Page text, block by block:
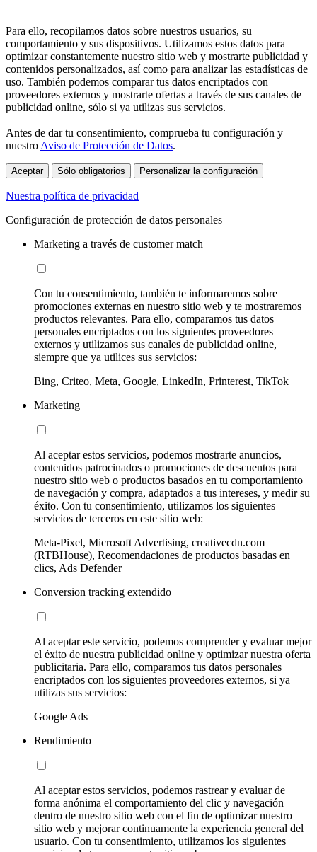
Para ello, recopilamos datos sobre nuestros usuarios, su
comportamiento y sus dispositivos. Utilizamos estos datos para
optimizar constantemente nuestro sitio web y mostrarte publicidad y
contenidos personalizados, así como para analizar las estadísticas de
uso. También podemos comparar tus datos encriptados con
proveedores externos y mostrarte ofertas a través de sus canales de
publicidad online, sólo si ya utilizas sus servicios.
Antes de dar tu consentimiento, comprueba tu configuración y
nuestro Aviso de Protección de Datos.
Aceptar Sólo obligatorios Personalizar la configuración
Nuestra política de privacidad
Configuración de protección de datos personales
Marketing a través de customer match
Con tu consentimiento, también te informaremos sobre
promociones externas en nuestro sitio web y te mostraremos
productos relevantes. Para ello, comparamos tus datos
personales encriptados con los siguientes proveedores
externos y utilizamos sus canales de publicidad online,
siempre que ya utilices sus servicios:
Bing, Criteo, Meta, Google, LinkedIn, Printerest, TikTok
Marketing
Al aceptar estos servicios, podemos mostrarte anuncios,
contenidos patrocinados o promociones de descuentos para
nuestro sitio web o productos basados en tu comportamiento
de navegación y compra, adaptados a tus intereses, y medir su
éxito. Con tu consentimiento, utilizamos los siguientes
servicios de terceros en este sitio web:
Meta-Pixel, Microsoft Advertising, creativecdn.com
(RTBHouse), Recomendaciones de productos basadas en
clics, Ads Defender
Conversion tracking extendido
Al aceptar este servicio, podemos comprender y evaluar mejor
el éxito de nuestra publicidad online y optimizar nuestra oferta
publicitaria. Para ello, comparamos tus datos personales
encriptados con los siguientes proveedores externos, si ya
utilizas sus servicios:
Google Ads
Rendimiento
Al aceptar estos servicios, podemos rastrear y evaluar de
forma anónima el comportamiento del clic y navegación
dentro de nuestro sitio web con el fin de optimizar nuestro
sitio web y mejorar continuamente la experiencia general del
usuario. Con tu consentimiento, utilizamos los siguientes